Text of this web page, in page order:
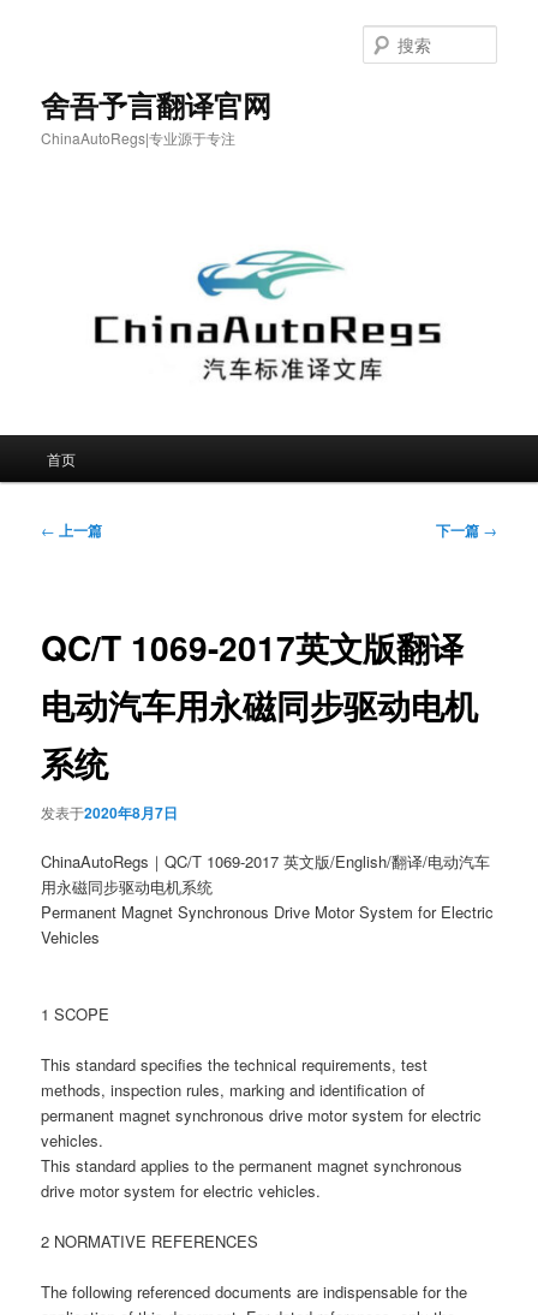
舍吾予言翻译官网
ChinaAutoRegs|专业源于专注
索
首页
文
← 上一篇 下一篇 →
QC/T 1069-2017英文版翻译
电动汽车用永磁同步驱动电机
系统
发表于2020年8月7日
ChinaAutoRegs｜QC/T 1069-2017 英文版/English/翻译/电动汽车
用永磁同步驱动电机系统
Permanent Magnet Synchronous Drive Motor System for Electric
Vehicles
1 SCOPE
This standard specifies the technical requirements, test
methods, inspection rules, marking and identification of
permanent magnet synchronous drive motor system for electric
vehicles.
This standard applies to the permanent magnet synchronous
drive motor system for electric vehicles.
2 NORMATIVE REFERENCES
The following referenced documents are indispensable for the